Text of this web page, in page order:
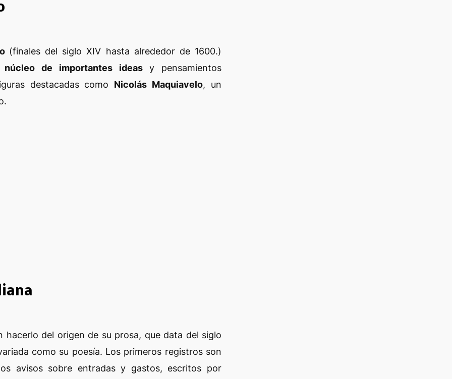
(finales del siglo XIV hasta alrededor de 1600.)
núcleo de importantes ideas y pensamientos
destacadas como Nicolás Maquiavelo, un
hacerlo del origen de su prosa, que data del siglo
como su poesía. Los primeros registros son
avisos sobre entradas y gastos, escritos por